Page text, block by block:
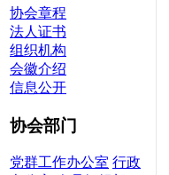
协会章程
法人证书
组织机构
会徽介绍
信息公开
协会部门
党群工作办公室 行政